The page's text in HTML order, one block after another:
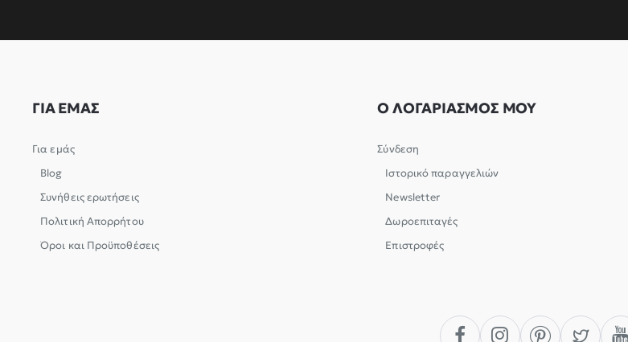
ΓΙΑ ΕΜΑΣ
Για εμάς
Blog
Συνήθεις ερωτήσεις
Πολιτική Απορρήτου
Όροι και Προϋποθέσεις
Ο ΛΟΓΑΡΙΑΣΜΟΣ ΜΟΥ
Σύνδεση
Ιστορικό παραγγελιών
Newsletter
Δωροεπιταγές
Επιστροφές